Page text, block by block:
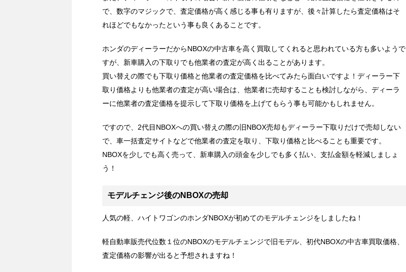
で、数字のマジックで、査定価格が高く感じる事も有りますが、後々計算したら査定価格はそ
れほどでもなかったという事も良くあることです。
ホンダのディーラーだからNBOXの中古車を高く買取してくれると思われている方も多いようで
すが、新車購入の下取りでも他業者の査定が高く出ることがあります。
買い替えの際でも下取り価格と他業者の査定価格を比べてみたら面白いですよ！ディーラー下
取り価格よりも他業者の査定が高い場合は、他業者に売却することも検討しながら、ディーラ
ーに他業者の査定価格を提示して下取り価格を上げてもらう事も可能かもしれません。
ですので、2代目NBOXへの買い替えの際の旧NBOX売却もディーラー下取りだけで売却しない
で、車一括査定サイトなどで他業者の査定を取り、下取り価格と比べることも重要です。
NBOXを少しでも高く売って、新車購入の頭金を少しでも多く払い、支払金額を軽減しましょ
う！
モデルチェンジ後のNBOXの売却
人気の軽、ハイトワゴンのホンダNBOXが初めてのモデルチェンジをしましたね！
軽自動車販売代位数１位のNBOXのモデルチェンジで旧モデル、初代NBOXの中古車買取価格、
査定価格の影響が出ると予想されますね！